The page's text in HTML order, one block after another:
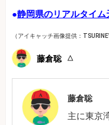
●静岡県のリアルタイム
（アイキャッチ画像提供：
藤倉聡
藤倉聡
主に東京